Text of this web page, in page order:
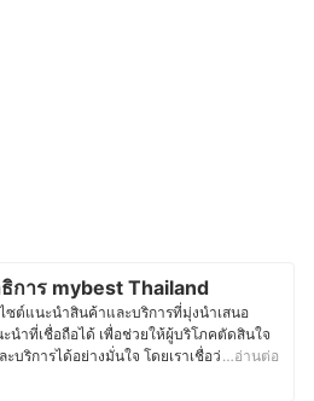
การ mybest Thailand
ซต์แนะนำสินค้าและบริการที่มุ่งนำเสนอ
นำที่เชื่อถือได้ เพื่อช่วยให้ผู้บริโภคตัดสินใจ
บริการได้อย่างมั่นใจ โดยเราเชื่อว่าการ
…อ่านต่อ